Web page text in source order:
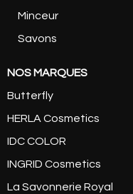
Minceur
Savons
NOS MARQUES
Butterfly
HERLA Cosmetics
IDC COLOR
INGRID Cosmetics
La Savonnerie Royal